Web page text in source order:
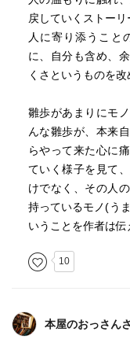
戻していくストーリ
人に寄り添うこと
に、自分も含め、
くさというものを改
雛歩があまりにモ
んな雛歩が、本来
らやって来た心に
ていく様子を見て
けでなく、その人
持っているモノ(う
いうことを作者は伝
10
本屋のおっさん